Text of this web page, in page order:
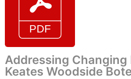
Addressing Changing
Keates Woodside